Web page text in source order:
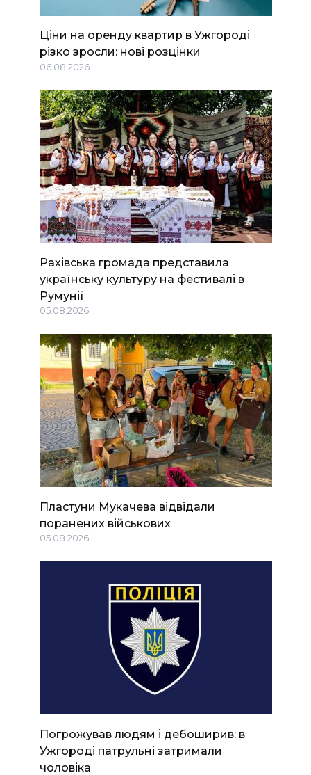
Ціни на оренду квартир в Ужгороді
різко зросли: нові розцінки
06.08.2026
Рахівська громада представила
українську культуру на фестивалі в
Румунії
05.08.2026
Пластуни Мукачева відвідали
поранених військових
05.08.2026
Погрожував людям і дебоширив: в
Ужгороді патрульні затримали
чоловіка